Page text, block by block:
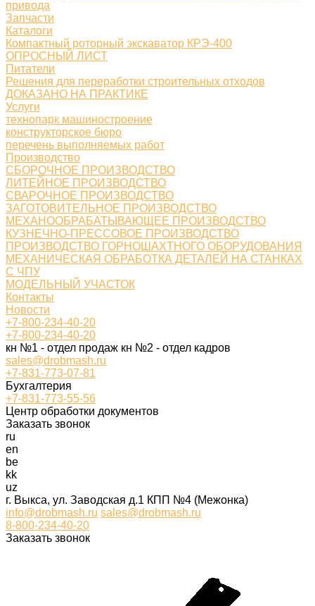
привода
Запчасти
Каталоги
Компактный роторный экскаватор КРЭ-400
ОПРОСНЫЙ ЛИСТ
Питатели
Решения для переработки строительных отходов
ДОКАЗАНО НА ПРАКТИКЕ
Услуги
технопарк машиностроение
конструкторское бюро
перечень выполняемых работ
Производство
СБОРОЧНОЕ ПРОИЗВОДСТВО
ЛИТЕЙНОЕ ПРОИЗВОДСТВО
СВАРОЧНОЕ ПРОИЗВОДСТВО
ЗАГОТОВИТЕЛЬНОЕ ПРОИЗВОДСТВО
МЕХАНООБРАБАТЫВАЮЩЕЕ ПРОИЗВОДСТВО
КУЗНЕЧНО-ПРЕССОВОЕ ПРОИЗВОДСТВО
ПРОИЗВОДСТВО ГОРНОШАХТНОГО ОБОРУДОВАНИЯ
МЕХАНИЧЕСКАЯ ОБРАБОТКА ДЕТАЛЕЙ НА СТАНКАХ
С ЧПУ
МОДЕЛЬНЫЙ УЧАСТОК
Контакты
Новости
+7-800-234-40-20
+7-800-234-40-20
кн №1 - отдел продаж кн №2 - отдел кадров
sales@drobmash.ru
+7-831-773-07-81
Бухгалтерия
+7-831-773-55-56
Центр обработки документов
Заказать звонок
ru
en
be
kk
uz
г. Выкса, ул. Заводская д.1 КПП №4 (Межонка)
info@drobmash.ru sales@drobmash.ru
8-800-234-40-20
Заказать звонок